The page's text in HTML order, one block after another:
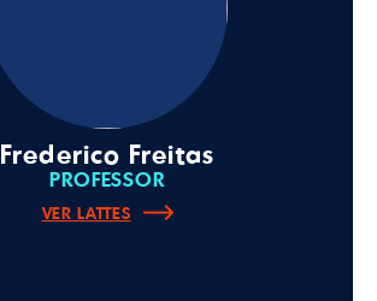
Frederico Freitas
PROFESSOR
VER LATTES